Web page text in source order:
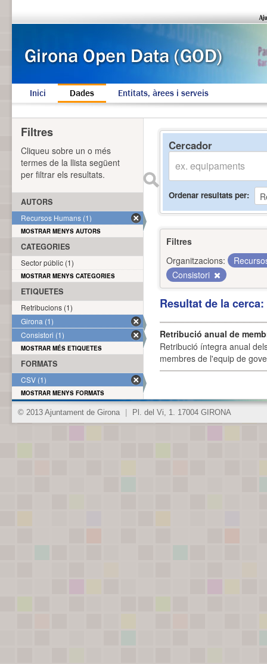
Inici Dades Entitats, àrees i serveis
Cercador
Ordenar resultats per
Filtres
Organitzacions:
Consistori
Resultat de la
Retribució anual de
Retribució íntegra anual
membres de l'equip de
Filtres
Cliqueu sobre un o més
termes de la llista següent
per filtrar els resultats.
AUTORS
Recursos Humans (1)
MOSTRAR MENYS AUTORS
CATEGORIES
Sector públic (1)
MOSTRAR MENYS CATEGORIES
ETIQUETES
Retribucions (1)
Girona (1)
Consistori (1)
MOSTRAR MÉS ETIQUETES
FORMATS
CSV (1)
MOSTRAR MENYS FORMATS
© 2013 Ajuntament de Girona Pl. del Vi, 1. 17004 GIRONA